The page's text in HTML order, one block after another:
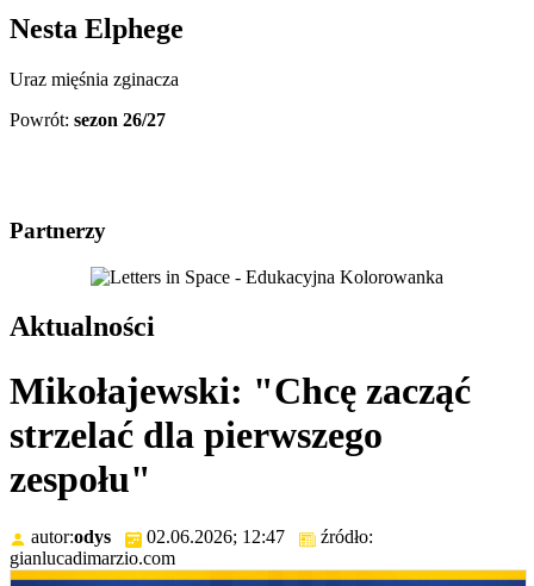
Nesta Elphege
Uraz mięśnia zginacza
Powrót: sezon 26/27
Partnerzy
Aktualności
Mikołajewski: "Chcę zacząć
strzelać dla pierwszego
zespołu"
autor:odys 02.06.2026; 12:47
źródło:
gianlucadimarzio.com